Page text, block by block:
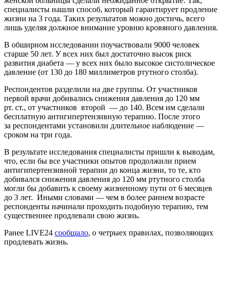
специалисты нашли способ, который гарантирует продление
жизни на 3 года. Таких результатов можно достичь, всего
лишь уделяя должное внимание уровню кровяного давления.
В обширном исследовании поучаствовали 9000 человек
старше 50 лет. У всех них был достаточно высок риск
развития диабета — у всех них было высокое систолическое
давление (от 130 до 180 миллиметров ртутного столба).
Респондентов разделили на две группы. От участников
первой врачи добивались снижения давления до 120 мм
рт. ст., от участников второй — до 140. Всем им сделали
бесплатную антигипертензивную терапию. После этого
за респондентами установили длительное наблюдение —
сроком на три года.
В результате исследования специалисты пришли к выводам,
что, если бы все участники опытов продолжили прием
антигипертензивной терапии до конца жизни, то те, кто
добивался снижения давления до 120 мм ртутного столба
могли бы добавить к своему жизненному пути от 6 месяцев
до 3 лет. Иными словами — чем в более раннем возрасте
респонденты начинали проходить подобную терапию, тем
существеннее продлевали свою жизнь.
Ранее LIVE24 сообщало, о четрыех правилах, позволяющих
продлевать жизнь.